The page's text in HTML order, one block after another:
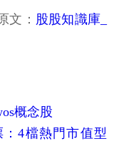
文： 股股知識庫_
概念股
4檔熱門市值型